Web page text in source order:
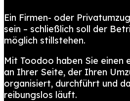
Ein Firmen- oder
sein – schließlich soll der
möglich stillstehen.
Mit Toodoo haben Sie einen
an Ihrer Seite, der Ihren
organisiert, durchführt und
reibungslos läuft.